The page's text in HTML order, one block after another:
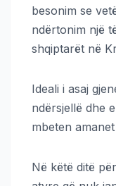
besonim se
ndërtonim një
shqiptarët në
Ideali i asaj
ndërsjellë dhe
mbeten
Në këtë ditë